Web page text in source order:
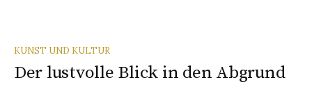
KUNST UND KULTUR
Der lustvolle Blick in den Abgrund